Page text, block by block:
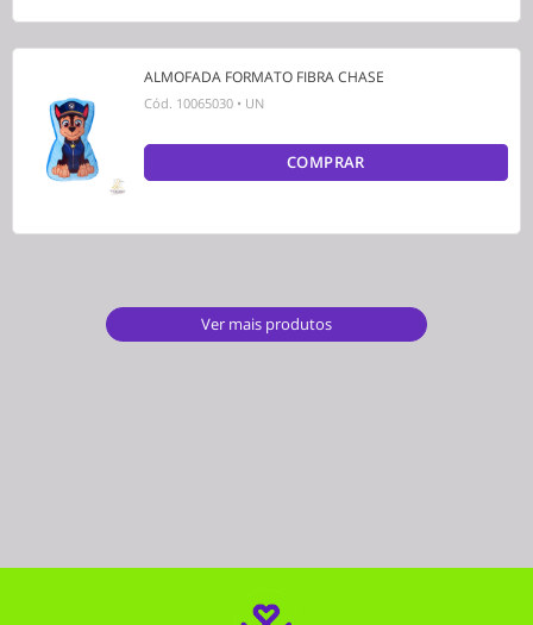
ALMOFADA FORMATO FIBRA CHASE
Cód. 10065030 • UN
COMPRAR
Ver mais produtos